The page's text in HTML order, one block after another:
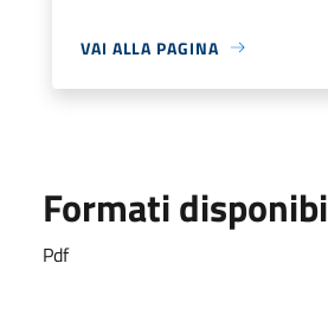
VAI ALLA PAGINA
Formati
Pdf